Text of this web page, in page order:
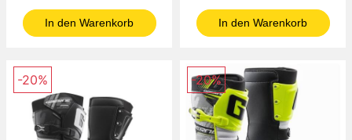
In den Warenkorb In den Warenkorb
-20% -20%